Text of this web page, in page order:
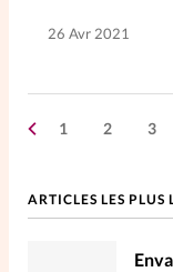
26 Avr 2021
1 2 3
ARTICLES LES PLUS